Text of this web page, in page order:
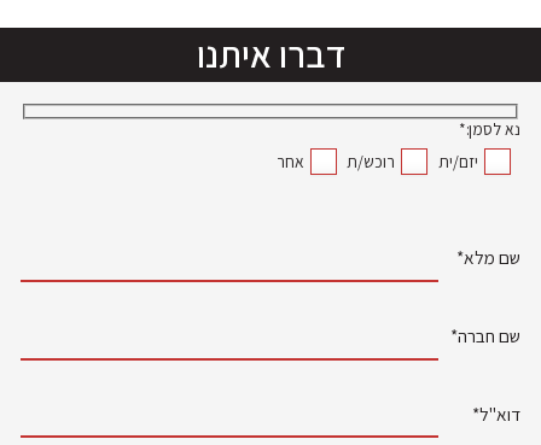
דברו איתנו
נא לסמן:*
יזם/ית
רוכש/ת אחר
שם מלא*
שם חברה*
דוא"ל*